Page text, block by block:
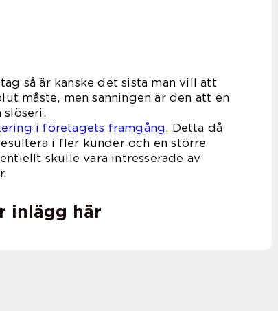
så är kanske det sista man vill att
måste, men sanningen är den att en
slöseri.
i företagets framgång. Detta då
i fler kunder och en större
skulle vara intresserade av
inlägg här